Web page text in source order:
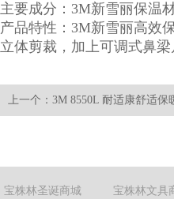
主要成分：3M新雪丽保温
产品特性：3M新雪丽高效
立体剪裁，加上可调式鼻
上一个：3M 8550L 耐适康舒适保
宝株林圣诞商城 宝株林文具